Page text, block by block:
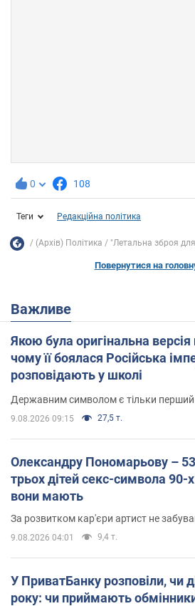
0 108
Теги Редакційна політика
(Архів) Політика "Летальна зброя
Повернутися на
Важливе
Якою була оригінальна версія
чому її боялася Російська
розповідають у школі
Державним символом є тільки перший
9.08.2026 09:15 27,5 т.
Олександру Пономарьову –
трьох дітей секс-символа 90-
вони мають
За розвитком кар'єри артист не
9.08.2026 04:01 9,4 т.
У ПриватБанку розповіли, чи
року: чи приймають